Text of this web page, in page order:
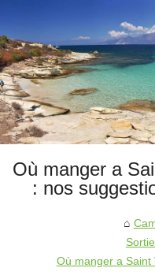
Où manger a
: nos
Où manger a Saint